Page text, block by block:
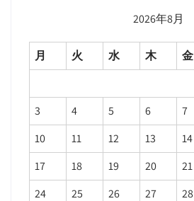
2026年8月
月 火 水 木 金
3
4 5 6 7
10
11 12 13 14
17
18 19 20 21
24
25 26 27 28